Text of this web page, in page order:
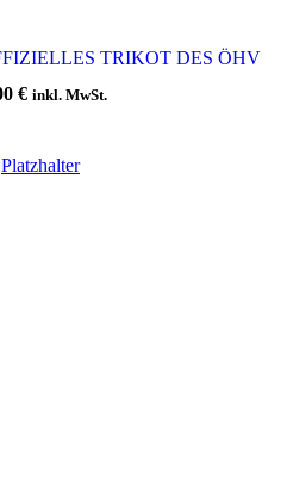
TRIKOT DES ÖHV
€ inkl. MwSt.